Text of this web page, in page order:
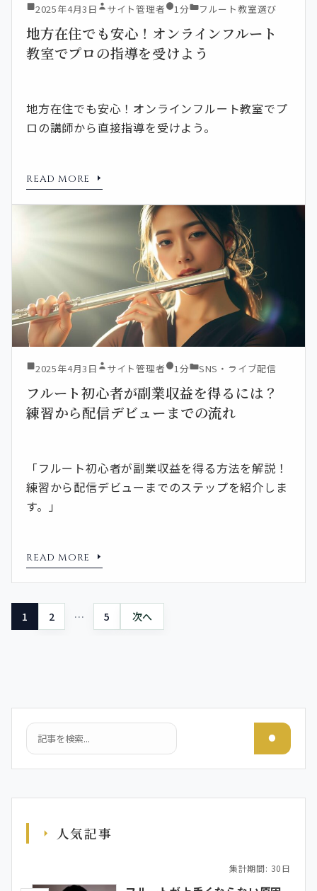
2025年4月3日 サイト管理者 1分 フルート教室選び
地方在住でも安心！オンラインフルート
教室でプロの指導を受けよう
地方在住でも安心！オンラインフルート教室でプ
ロの講師から直接指導を受けよう。
READ MORE
2025年4月3日 サイト管理者 1分 SNS・ライブ配信
フルート初心者が副業収益を得るには？
練習から配信デビューまでの流れ
「フルート初心者が副業収益を得る方法を解説！
練習から配信デビューまでのステップを紹介しま
す。」
READ MORE
投稿のページ送り
1 2 … 5 次へ
検索
人気記事
集計期間: 30日